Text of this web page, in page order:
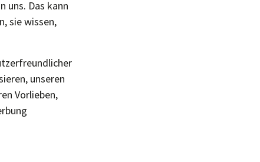
uns. Das kann
sie wissen,
unseren
Vorlieben,